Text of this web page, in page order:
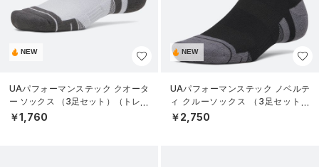
NEW
UAパフォーマンステック クオータ
ー ソックス （3足セット）（トレー
ニング/UNISEX）
￥1,760
NEW
UAパフォーマンステック ノベルテ
ィ クルーソックス （3足セット）
（トレーニング/UNISEX）
￥2,750